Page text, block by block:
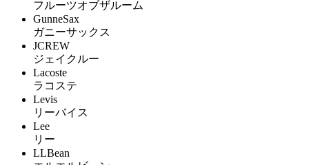
フルーツオブザルーム
GunneSax
ガニーサックス
JCREW
ジェイクルー
Lacoste
ラコステ
Levis
リーバイス
Lee
リー
LLBean